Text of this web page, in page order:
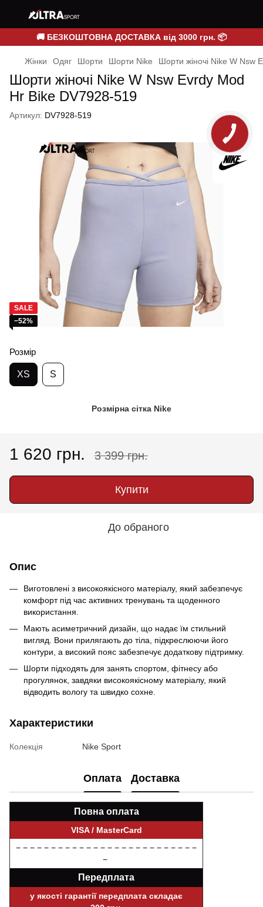
🚚 БЕЗКОШТОВНА ДОСТАВКА від 3000 грн. 📦
Жінки Одяг Шорти Шорти Nike Шорти жіночі Nike W Nsw
Шорти жіночі Nike W Nsw Evrdy Mod
Hr Bike DV7928-519
Артикул: DV7928-519
SALE
−52%
Розмір
XS S
Розмірна сітка Nike
1 620 грн. 3 399 грн.
Купити
До обраного
Опис
Виготовлені з високоякісного матеріалу, який забезпечує
комфорт під час активних тренувань та щоденного
використання.
Мають асиметричний дизайн, що надає їм стильний
вигляд. Вони прилягають до тіла, підкреслюючи його
контури, а високий пояс забезпечує додаткову підтримку.
Шорти підходять для занять спортом, фітнесу або
прогулянок, завдяки високоякісному матеріалу, який
відводить вологу та швидко сохне.
Характеристики
Колекція Nike Sport
Оплата Доставка
Повна оплата
VISA / MasterCard
− − − − − − − − − − − − − − − − − − − − − − − − − −
−
Передплата
у якості гарантії передплата складає